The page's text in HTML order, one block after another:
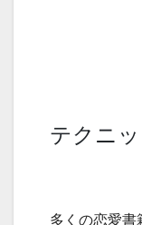
テクニ
多くの恋愛書